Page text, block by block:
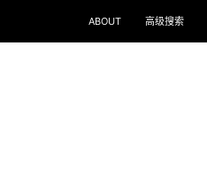
ABOUT 高级搜索